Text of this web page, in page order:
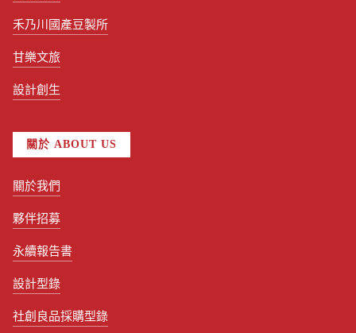
禾乃川國產豆製所
甘樂文旅
設計創生
關於 ABOUT US
關於我們
夥伴招募
永續報告書
設計型錄
社創良品採購型錄